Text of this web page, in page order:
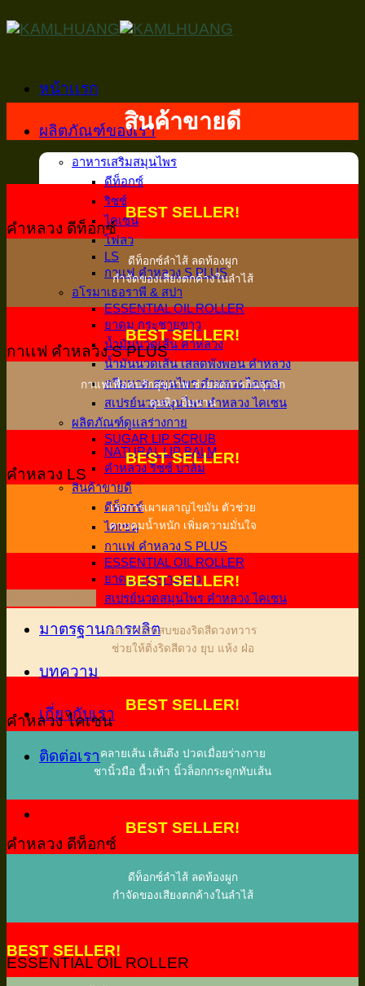
to
หน้าเเรก
ผลิตภัณฑ์ของเรา
อาหารเสริมสมุนไพร
ดีท็อกซ์
ริซซ์
ไคเซน
โฟลว
LS
กาเเฟ คำหลวง S PLUS
อโรมาเธอราพี & สปา
ESSENTIAL OIL ROLLER
ยาดม กระชายขาว
น้ำมันนวดเส้น คำหลวง
น้ำมันนวดเส้น เสลดพังพอน คำหลวง
ครีมนวด สมุนไพร คำหลวง ไคเซน
สเปรย์นวดสมุนไพร คำหลวง ไคเซน
ผลิตภัณฑ์ดูเเลร่างกาย
SUGAR LIP SCRUB
NATURAL LIP BALM
คำหลวง ริซซ์ บาล์ม
สินค้าขายดี
ดีท็อกซ์
ไคเซน
กาเเฟ คำหลวง S PLUS
ESSENTIAL OIL ROLLER
ยาดม กระชายขาว
สเปรย์นวดสมุนไพร คำหลวง ไคเซน
มาตรฐานการผลิต
บทความ
เกี่ยวกับเรา
ติดต่อเรา
สินค้าขายดี
BEST SELLER!
คำหลวง ดีท็อกซ์
ดีท็อกซ์ลำไส้ ลดท้องผูก
กำจัดของเสียงตกค้างในลำไส้
BEST SELLER!
กาเเฟ คำหลวง S PLUS
กาแฟเพื่อคนรักสุขภาพ ช่วยลดการกินจุกจิก
คุมหิว อิ่มนาน
BEST SELLER!
คำหลวง LS
เร่งการเผาผลาญไขมัน ตัวช่วย
ควบคุมน้ำหนัก เพิ่มความมั่นใจ
BEST SELLER!
ลดการอักเสบของริดสีดวงทวาร
ช่วยให้ติ่งริดสีดวง ยุบ แห้ง ฝ่อ
BEST SELLER!
คำหลวง ไคเซน
คลายเส้น เส้นตึง ปวดเมื่อยร่างกาย
ชานิ้วมือ นื้วเท้า นิ้วล็อกกระดูกทับเส้น
BEST SELLER!
คำหลวง ดีท็อกซ์
ดีท็อกซ์ลำไส้ ลดท้องผูก
กำจัดของเสียงตกค้างในลำไส้
BEST SELLER!
ESSENTIAL OIL ROLLER